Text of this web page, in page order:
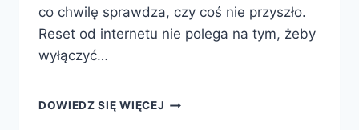
co chwilę sprawdza, czy coś nie przyszło.
Reset od internetu nie polega na tym, żeby
wyłączyć…
DOWIEDZ SIĘ WIĘCEJ RESET